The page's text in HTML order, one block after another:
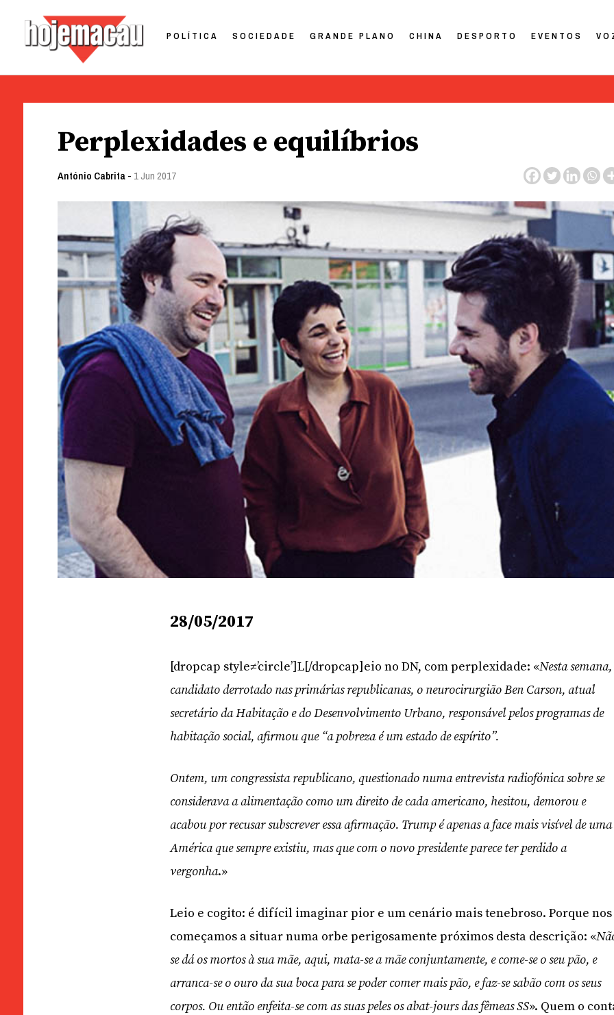
POLÍTICA SOCIEDADE GRANDE PLANO CHINA DESPORTO EVENTOS
Perplexidades e equilíbrios
António Cabrita- 1 Jun 2017
28/05/2017
[dropcap style≠’circle’]L[/dropcap]eio no DN, com perplexidade: «Nesta
candidato derrotado nas primárias republicanas, o neurocirurgião Ben Carson, atual
secretário da Habitação e do Desenvolvimento Urbano, responsável pelos programas de
habitação social, afirmou que “a pobreza é um estado de espírito”.
Ontem, um congressista republicano, questionado numa entrevista radiofónica sobre se
considerava a alimentação como um direito de cada americano, hesitou, demorou e
acabou por recusar subscrever essa afirmação. Trump é apenas a face mais visível de uma
América que sempre existiu, mas que com o novo presidente parece ter perdido a
vergonha.»
Leio e cogito: é difícil imaginar pior e um cenário mais tenebroso. Porque nos
começamos a situar numa orbe perigosamente próximos desta descrição: «
se dá os mortos à sua mãe, aqui, mata-se a mãe conjuntamente, e come-se o seu pão, e
arranca-se o ouro da sua boca para se poder comer mais pão, e faz-se sabão com os seus
corpos. Ou então enfeita-se com as suas peles os abat-jours das fêmeas SS». Quem o